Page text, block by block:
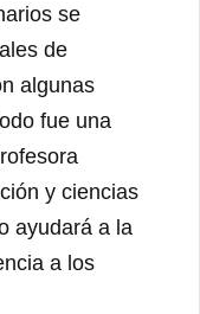
se
de
algunas
fue una
y ciencias
ayudará a la
a los